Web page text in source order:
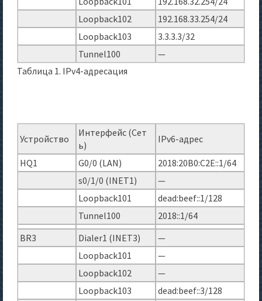
Loopback102
192.168.33.254/24
Loopback103
3.3.3.3/32
Tunnel100
—
Таблица 1. IPv4-адресация
Устройство
Интерфейс (Сет
ь)
IPv6-адрес
HQ1 G0/0 (LAN)
2018:20B0:C2E::1/64
s0/1/0 (INET1)
—
Loopback101
dead:beef::1/128
Tunnel100
2018::1/64
BR3
Dialer1 (INET3)
—
Loopback101
—
Loopback102
—
Loopback103
dead:beef::3/128